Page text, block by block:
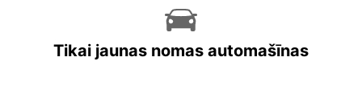
Tikai jaunas nomas automašīnas